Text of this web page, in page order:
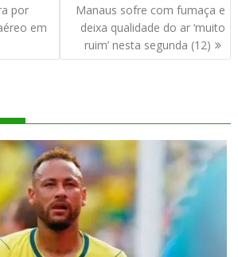
por
em
Manaus sofre com fumaça e
deixa qualidade do ar ‘muito
ruim’ nesta segunda (12)